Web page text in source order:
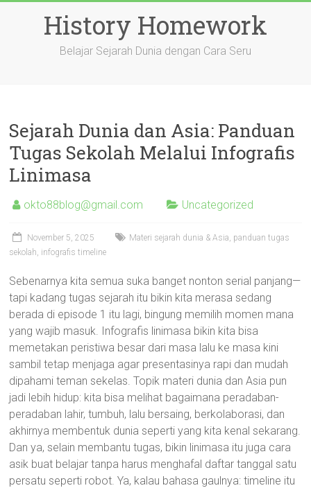
History Homework
Belajar Sejarah Dunia dengan Cara Seru
Sejarah Dunia dan Asia: Panduan
Tugas Sekolah Melalui Infografis
Linimasa
okto88blog@gmail.com Uncategorized
November 5, 2025
Materi sejarah dunia & Asia, panduan tugas
sekolah, infografis timeline
Sebenarnya kita semua suka banget nonton serial panjang—
tapi kadang tugas sejarah itu bikin kita merasa sedang
berada di episode 1 itu lagi, bingung memilih momen mana
yang wajib masuk. Infografis linimasa bikin kita bisa
memetakan peristiwa besar dari masa lalu ke masa kini
sambil tetap menjaga agar presentasinya rapi dan mudah
dipahami teman sekelas. Topik materi dunia dan Asia pun
jadi lebih hidup: kita bisa melihat bagaimana peradaban-
peradaban lahir, tumbuh, lalu bersaing, berkolaborasi, dan
akhirnya membentuk dunia seperti yang kita kenal sekarang.
Dan ya, selain membantu tugas, bikin linimasa itu juga cara
asik buat belajar tanpa harus menghafal daftar tanggal satu
persatu seperti robot. Ya, kalau bahasa gaulnya: timeline itu